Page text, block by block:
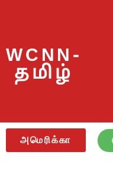
WCNN-
தமிழ்
அமெரிக்கா